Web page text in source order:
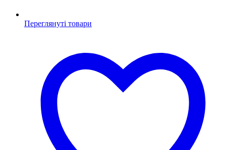
Переглянуті товари